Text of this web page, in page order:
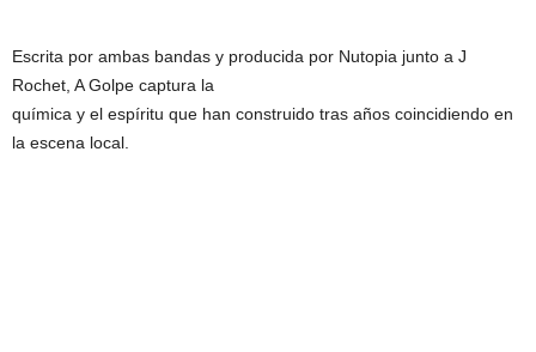
Escrita por ambas bandas y producida por Nutopia junto a J
Rochet, A Golpe captura la
química y el espíritu que han construido tras años coincidiendo en
la escena local.